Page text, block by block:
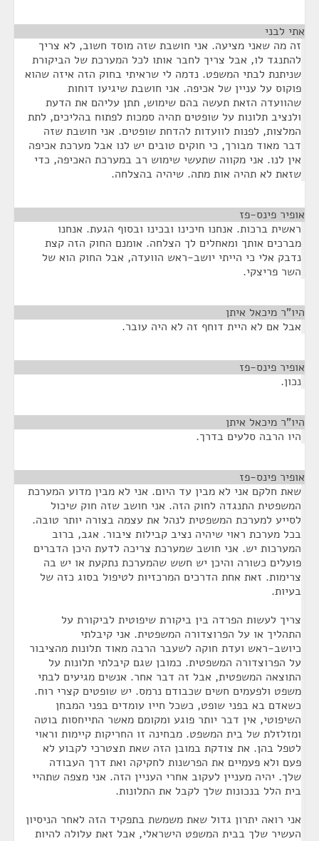
אתי לבני
זה מה שאני מציעה. אני חושבת שזה מוסד חשוב, לא צריך
להתנגד לו, אבל צריך לחבר אותו לכל המערכת של הביקורת
שניתנת לבתי המשפט. נדמה לי שראיתי בחוק הזה איזה שהוא
פוקוס על עניין של אכיפה. אני חושבת שיגיעו דוחות
שהוועדה הזאת תעשה בהם שימוש, תתן עליהם את הדעת
ולנציב תלונות על שופטים תהיה סמכות לפתוח בהליכים, לתת
המלצות, לפנות לוועדות להדחת שופטים. אני חושבת שזה
דבר מאוד מבורך, כי חוקים טובים יש לנו אבל מערכת אכיפה
אין לנו. אני מקווה שתעשי שימוש רב במערכת האכיפה, כדי
שזאת לא תהיה אות מתה. שיהיה בהצלחה.
אופיר פינס-פז
ראשית ברכות. אנחנו חיכינו ובכינו ובסוף הגעת. אנחנו
מברכים אותך ומאחלים לך הצלחה. אומנם החוק הזה קצת
נדבק אלי כי הייתי יושב-ראש הוועדה, אבל החוק הוא של
השר פריצקי.
היו"ר מיכאל איתן
אבל אם לא היית דוחף זה לא היה עובר.
אופיר פינס-פז
נכון.
היו"ר מיכאל איתן
היו הרבה סלעים בדרך.
אופיר פינס-פז
שאת חלקם אני לא מבין עד היום. אני לא מבין מדוע המערכת
המשפטית התנגדה לחוק הזה. אני חושב שזה חוק שיכול
לסייע למערכת המשפטית לנהל את עצמה בצורה יותר טובה.
בכל מערכת ראוי שיהיה נציב קבילות ציבור. אגב, ברוב
המערכות יש. אני חושב שמערכת צריכה לדעת היכן הדברים
פועלים כשורה והיכן יש חשש שהמערכת נתקעת או יש בה
צרימות. זאת אחת הדרכים המרכזיות לטיפול בסוג כזה של
בעיות.
צריך לעשות הפרדה בין ביקורת שיפוטית לביקורת על
התהליך או על הפרוצדורה המשפטית. אני קיבלתי
כיושב-ראש ועדת חוקה לשעבר הרבה מאוד תלונות מהציבור
על הפרוצדורה המשפטית. כמובן שגם קיבלתי תלונות על
התוצאה המשפטית, אבל זה דבר אחר. אנשים מגיעים לבתי
משפט ולפעמים חשים שכבודם נרמס. יש שופטים קצרי רוח.
כשאדם בא בפני שופט, כשכל חייו עומדים בפני המבחן
השיפוטי, אין דבר יותר פוגע ומקומם מאשר התייחסות בוטה
ומזלזלת של בית המשפט. מבחינה זו החריקות קיימות וראוי
לטפל בהן. את צודקת במובן הזה שאת תצטרכי לקבוע לא
פעם ולא פעמיים את הפרשנות לחקיקה ואת דרך העבודה
שלך. יהיה מעניין לעקוב אחרי העניין הזה. אני מצפה שתהיי
בית הלל בנכונות שלך לקבל את התלונות.
אני רואה יתרון גדול שאת משמשת בתפקיד הזה לאחר הניסיון
העשיר שלך בבית המשפט הישראלי, אבל זאת עלולה להיות